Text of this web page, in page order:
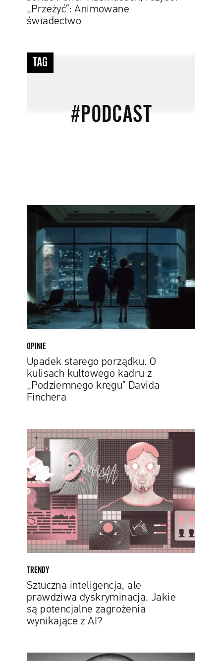
„Przeżyć”: Animowane
świadectwo
#podcast
TAG
#PODCAST
porządku.
kulisach
kultowego
kadru
z
„Podziemnego
kręgu”
Davida
Finchera
OPINIE
Upadek starego porządku. O
kulisach kultowego kadru z
„Podziemnego kręgu” Davida
Finchera
Sztuczna
inteligencja,
ale
prawdziwa
dyskryminacja.
Jakie
są
potencjalne
zagrożenia
wynikające
z
AI?
TRENDY
Sztuczna inteligencja, ale
prawdziwa dyskryminacja. Jakie
są potencjalne zagrożenia
wynikające z AI?